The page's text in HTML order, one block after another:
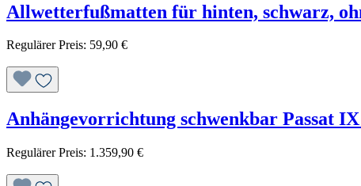
Allwetterfußmatten für hinten, schwarz,
Regulärer Preis: 59,90 €
Anhängevorrichtung schwenkbar Passat
Regulärer Preis: 1.359,90 €